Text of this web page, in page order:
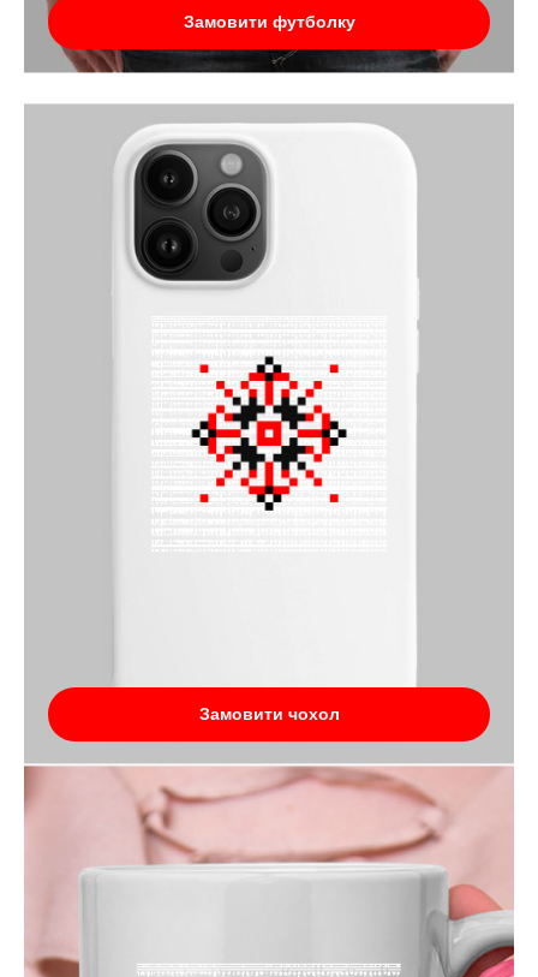
Замовити футболку
Замовити чохол